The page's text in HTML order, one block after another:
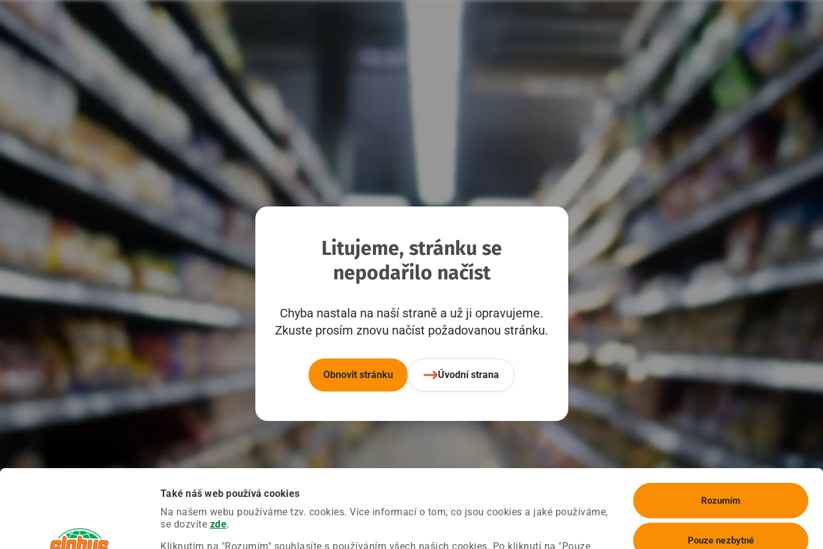
Také náš web používá cookies
Na našem webu používáme tzv. cookies. Více informací o tom, co jsou cookies a jaké používáme,
se dozvíte zde.
Kliknutím na "Rozumím" souhlasíte s používáním všech našich cookies. Po kliknutí na "Pouze
Rozumím
Pouze nezbytné
Litujeme, stránku se
nepodařilo načíst
Chyba nastala na naší straně a už ji opravujeme.
Zkuste prosím znovu načíst požadovanou stránku.
Obnovit stránku Úvodní strana